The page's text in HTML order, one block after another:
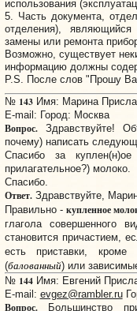
использования
5. Часть документа,
отделения), являющийся
замены или ремонта
Возможно, существует
информацию должны
P.S. После слов "Прошу
№ 143Имя: Марина
E-mail: Город: Москва
Вопрос.Здравствуйте!
почему) написать
Спасибо за
прилагательное?) молоко.
Спасибо.
Ответ.Здравствуйте,
Правильно -купленное
глагола совершенного
становится причастием,
есть приставки, кроме
(балованный) или
№ 144Имя: Евгений
E-mail: evgez@rambler.ru
Вопрос.Большинство